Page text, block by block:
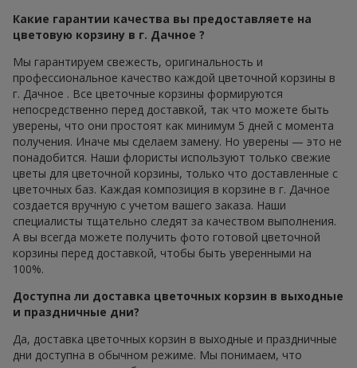
Какие гарантии качества вы предоставляете на
цветовую корзину в г. Дачное ?
Мы гарантируем свежесть, оригинальность и
профессиональное качество каждой цветочной корзины в
г. Дачное . Все цветочные корзины формируются
непосредственно перед доставкой, так что можете быть
уверены, что они простоят как минимум 5 дней с момента
получения. Иначе мы сделаем замену. Но уверены — это не
понадобится. Наши флористы используют только свежие
цветы для цветочной корзины, только что доставленные с
цветочных баз. Каждая композиция в корзине в г. Дачное
создается вручную с учетом вашего заказа. Наши
специалисты тщательно следят за качеством выполнения.
А вы всегда можете получить фото готовой цветочной
корзины перед доставкой, чтобы быть уверенными на
100%.
Доступна ли доставка цветочных корзин в выходные
и праздничные дни?
Да, доставка цветочных корзин в выходные и праздничные
дни доступна в обычном режиме. Мы понимаем, что